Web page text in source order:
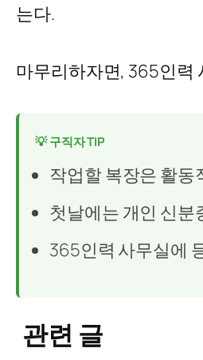
는다.
마무리하자면, 365인력
💡 구직자 TIP
작업할 복장은 활동
첫날에는 개인 신분
365인력 사무실에
관련 글